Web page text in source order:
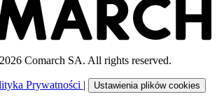
Comarch SA. All rights reserved.
Prywatności | Ustawienia plików cookies